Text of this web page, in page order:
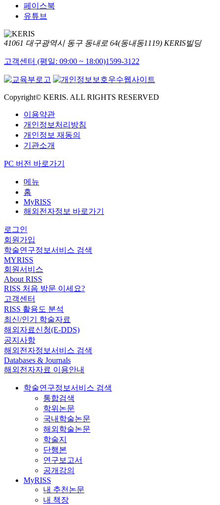
페이스북
유튜브
41061 대구광역시 동구 동내로 64(동내동1119) KERIS빌딩
고객센터 (평일: 09:00 ~ 18:00)1599-3122
Copyright© KERIS. ALL RIGHTS RESERVED
이용약관
개인정보처리방침
개인정보 재동의
기관소개
PC 버전 바로가기
메뉴
홈
MyRISS
해외전자정보 바로가기
로그인
회원가입
학술연구정보서비스 검색
MYRISS
회원서비스
About RISS
RISS 처음 방문 이세요?
고객센터
RISS 활용도 분석
최신/인기 학술자료
해외자료신청(E-DDS)
공지사항
해외전자정보서비스 검색
Databases & Journals
해외전자자료 이용안내
학술연구정보서비스 검색
통합검색
학위논문
국내학술논문
해외학술논문
학술지
단행본
연구보고서
공개강의
MyRISS
내 추천논문
내 책장